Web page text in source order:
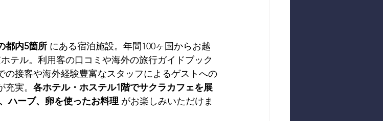
都内5箇所 にある宿泊施設。年間100ヶ国からお越
テル。利用客の口コミや海外の旅行ガイドブック
の接客や海外経験豊富なスタッフによるゲストへの
実。 各ホテル・ホステル1階でサクラカフェを展
ハーブ、卵を使ったお料理 がお楽しみいただけま